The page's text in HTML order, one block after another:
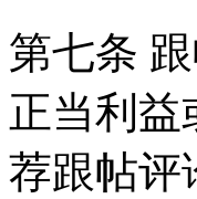
第七条
正当利益
荐跟帖评